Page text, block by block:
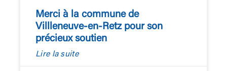
Merci à la commune de
Villleneuve-en-Retz pour son
précieux soutien
Lire la suite